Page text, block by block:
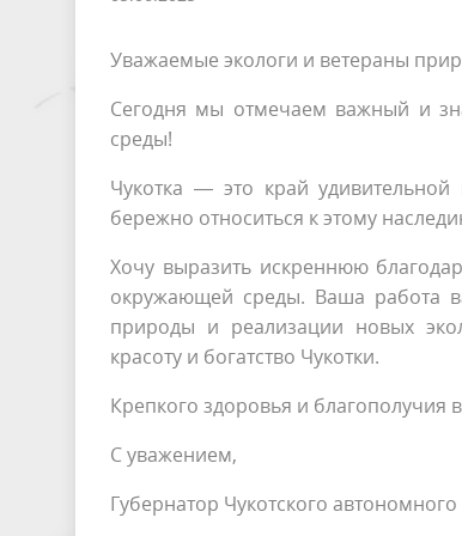
Уважаемые экологи и ветераны
Сегодня мы отмечаем важный и
среды!
Чукотка — это край
бережно относиться к этому
Хочу выразить искреннюю
окружающей среды. Ваша работа
природы и реализации новых
красоту и богатство Чукотки.
Крепкого здоровья и благополучия
С уважением,
Губернатор Чукотского автономного